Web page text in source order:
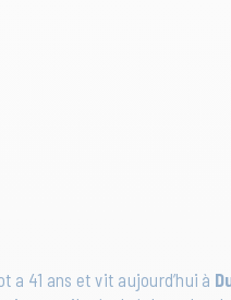
a 41 ans et vit aujourd’hui à